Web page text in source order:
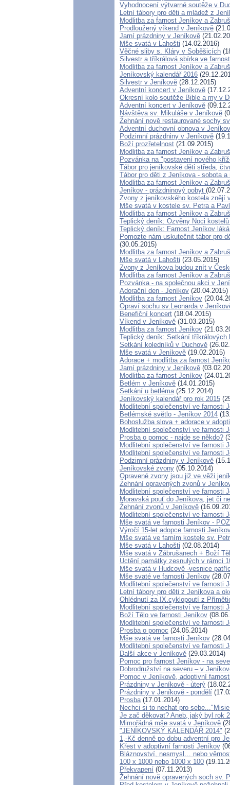
Vyhodnocení výtvarné soutěže v
Letní tábory pro děti a mládež z
Modlitba za farnost Jeníkov a
Prodloužený víkend v Jeníkově
Jarní prázdniny v Jeníkově
Mše svatá v Lahošti (14.02.2016)
Věčné sliby s. Kláry v Soběšicích
Silvestr a tříkrálová sbírka ve
Modlitba za farnost Jeníkov a
Jeníkovský kalendář 2016
Silvestr v Jeníkově (28.12.2015)
Adventní koncert v Jeníkově
Okresní kolo soutěže Bible a my v
Adventní koncert v Jeníkově
Návštěva sv. Mikuláše v Jeníkově
Žehnání nově restaurované sochy
Adventní duchovní obnova v
Podzimní prázdniny v Jeníkově
Boží prozřetelnost (21.09.2015)
Modlitba za farnost Jeníkov a
Pozvánka na "postavení nového
Tábor pro jeníkovské děti středa,
Tábor pro děti z Jeníkova - sobota a
Modlitba za farnost Jeníkov a
Jeníkov - prázdninový pobyt
Zvony z jeníkovského kostela znějí
Mše svatá v kostele sv. Petra a
Modlitba za farnost Jeníkov a
Teplický deník: Ozvěny Noci
Teplický deník: Farnost Jeníkov
Pomozte nám uskutečnit tábor pro
(30.05.2015)
Modlitba za farnost Jeníkov a
Mše svatá v Lahošti (23.05.2015)
Zvony z Jeníkova budou znít v
Modlitba za farnost Jeníkov a
Pozvánka - na společnou akci v
Adorační den - Jeníkov (20.04.2015)
Modlitba za farnost Jeníkov
Opraví sochu sv.Leonarda v
Benefiční koncert (18.04.2015)
Víkend v Jeníkově (31.03.2015)
Modlitba za farnost Jeníkov
Teplický deník: Setkání tříkrálových
Setkání koledníků v Duchově
Mše svatá v Jeníkově (19.02.2015)
Adorace + modlitba za farnost
Jarní prázdniny v Jeníkově
Modlitba za farnost Jeníkov
Betlém v Jeníkově (14.01.2015)
Setkání u betléma (25.12.2014)
Jeníkovský kalendář pro rok 2015
Modlitební společenství ve farnosti
Betlémské světlo - Jeníkov 2014
Bohoslužba slova + adorace v
Modlitební společenství ve farnosti
Prosba o pomoc - najde se někdo?
Modlitební společenství ve farnosti
Modlitební společenství ve farnosti
Podzimní prázdniny v Jeníkově
Jeníkovské zvony (05.10.2014)
Opravené zvony jsou již ve věži
Žehnání opravených zvonů v
Modlitební společenství ve farnosti
Moravská pouť do Jeníkova, jet či
Žehnání zvonů v Jeníkově
Modlitební společenství ve farnosti
Mše svatá ve farnosti Jeníkov -
Výročí 15-let adopce farnosti
Mše svatá ve farním kostele sv.
Mše svatá v Lahošti (02.08.2014)
Mše svatá v Zábrušanech + Boží
Uctění památky zesnulých v rámci
Mše svatá v Hudcově -vesnice
Mše svaté ve farnosti Jeníkov
Modlitební společenství ve farnosti
Letní tábory pro děti z Jeníkova a
Ohlédnutí za IX.cyklopoutí z
Modlitební společenství ve farnosti
Boží Tělo ve farnosti Jeníkov
Modlitební společenství ve farnosti
Prosba o pomoc (24.05.2014)
Mše svatá ve farnosti Jeníkov
Modlitební společenství ve farnosti
Další akce v Jeníkově (29.03.2014)
Pomoc pro farnost Jeníkov - na
Dobrodružství na severu – v
Pomoc v Jeníkově, adoptivní
Prázdniny v Jeníkově - úterý
Prázdniny v Jeníkově - pondělí
Prosba (17.01.2014)
Nechci si to nechat pro
Je zač děkovat? Aneb, jaký byl rok
Mimořádná mše svatá v Jeníkově
"JENÍKOVSKÝ KALENDÁŘ 2014"
1,-Kč denně po dobu adventní pro
Křest v adoptivní farnosti Jeníkov
Bláznovství, nesmysl… nebo
100 x 1000 nebo 1000 x 100
Překvapení (07.11.2013)
Žehnání nově opravených soch sv.